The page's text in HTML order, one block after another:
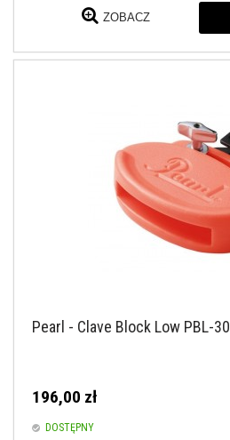
ZOBACZ
Pearl - Clave Block Low PBL-30
196,00 zł
DOSTĘPNY